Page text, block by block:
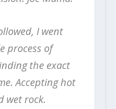
I went
process of
the exact
Accepting hot
wet rock.